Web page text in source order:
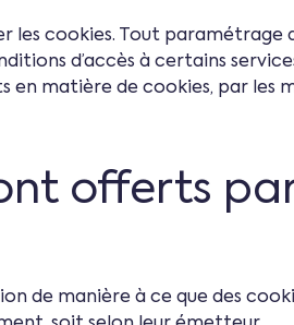
les cookies. Tout
d’accès à certains
matière de cookies, par les
offerts
de manière à ce que des